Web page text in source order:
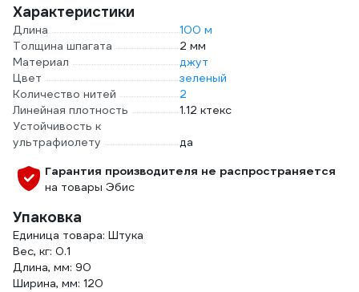
Характеристики
Длина
100 м
Толщина шпагата
2 мм
Материал
джут
Цвет
зеленый
Количество нитей
2
Линейная плотность
1.12 ктекс
Устойчивость к
ультрафиолету
да
Гарантия производителя не распространяется
на товары Эбис
Упаковка
Единица товара: Штука
Вес, кг: 0.1
Длина, мм: 90
Ширина, мм: 120